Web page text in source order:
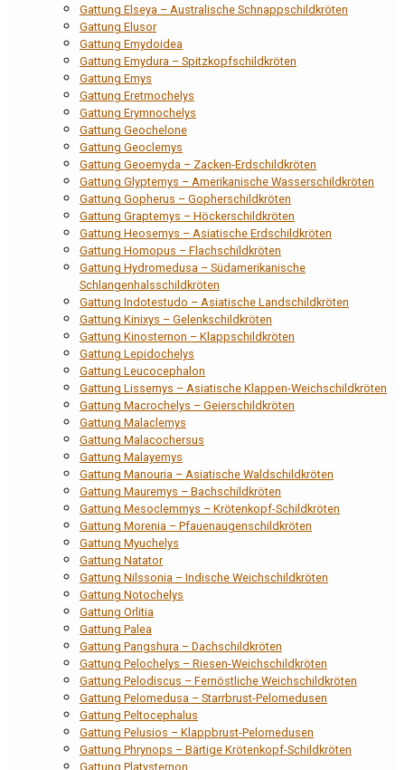
Gattung Elseya – Australische Schnappschildkröten
Gattung Elusor
Gattung Emydoidea
Gattung Emydura – Spitzkopfschildkröten
Gattung Emys
Gattung Eretmochelys
Gattung Erymnochelys
Gattung Geochelone
Gattung Geoclemys
Gattung Geoemyda – Zacken-Erdschildkröten
Gattung Glyptemys – Amerikanische Wasserschildkröten
Gattung Gopherus – Gopherschildkröten
Gattung Graptemys – Höckerschildkröten
Gattung Heosemys – Asiatische Erdschildkröten
Gattung Homopus – Flachschildkröten
Gattung Hydromedusa – Südamerikanische
Schlangenhalsschildkröten
Gattung Indotestudo – Asiatische Landschildkröten
Gattung Kinixys – Gelenkschildkröten
Gattung Kinosternon – Klappschildkröten
Gattung Lepidochelys
Gattung Leucocephalon
Gattung Lissemys – Asiatische Klappen-Weichschildkröten
Gattung Macrochelys – Geierschildkröten
Gattung Malaclemys
Gattung Malacochersus
Gattung Malayemys
Gattung Manouria – Asiatische Waldschildkröten
Gattung Mauremys – Bachschildkröten
Gattung Mesoclemmys – Krötenkopf-Schildkröten
Gattung Morenia – Pfauenaugenschildkröten
Gattung Myuchelys
Gattung Natator
Gattung Nilssonia – Indische Weichschildkröten
Gattung Notochelys
Gattung Orlitia
Gattung Palea
Gattung Pangshura – Dachschildkröten
Gattung Pelochelys – Riesen-Weichschildkröten
Gattung Pelodiscus – Fernöstliche Weichschildkröten
Gattung Pelomedusa – Starrbrust-Pelomedusen
Gattung Peltocephalus
Gattung Pelusios – Klappbrust-Pelomedusen
Gattung Phrynops – Bärtige Krötenkopf-Schildkröten
Gattung Platysternon